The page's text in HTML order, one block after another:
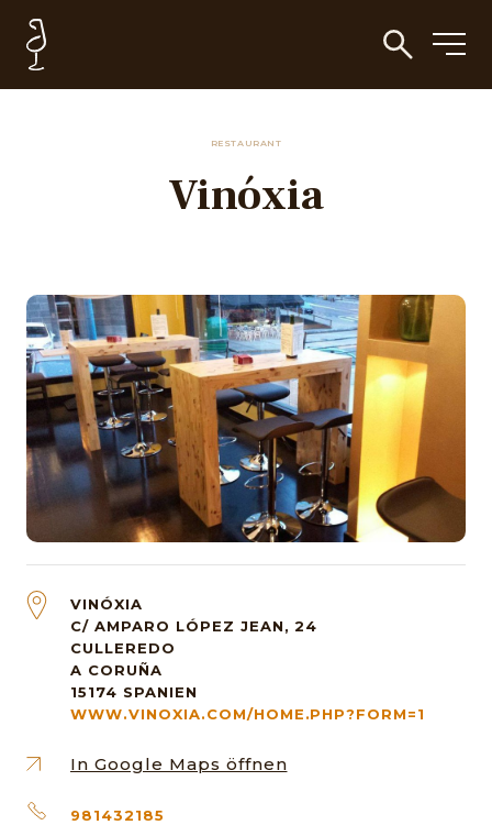
RESTAURANT
Vinóxia
VINÓXIA
C/ AMPARO LÓPEZ JEAN, 24
CULLEREDO
A CORUÑA
15174 SPANIEN
WWW.VINOXIA.COM/HOME.PHP?FORM=1
In Google Maps öffnen
981432185